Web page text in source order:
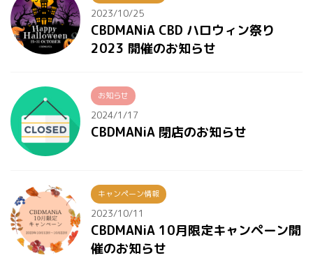
2023/10/25
CBDMANiA CBD ハロウィン祭り
2023 開催のお知らせ
お知らせ
2024/1/17
CBDMANiA 閉店のお知らせ
キャンペーン情報
2023/10/11
CBDMANiA 10月限定キャンペーン開
催のお知らせ